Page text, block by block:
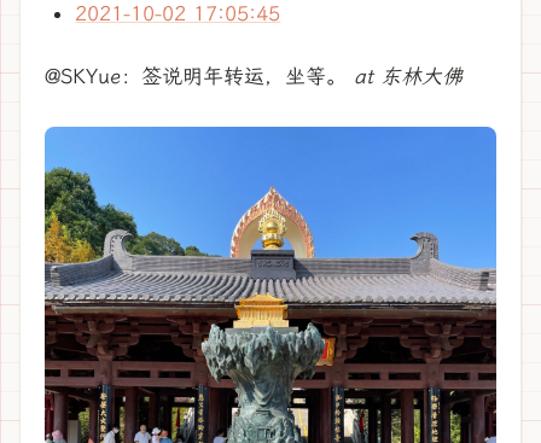
2021-10-02 17:05:45
@SKYue：签说明年转运，坐等。 at 东林大佛